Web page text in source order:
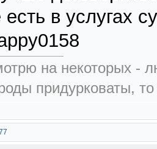
есть в услугах
на некоторых -
придурковаты,